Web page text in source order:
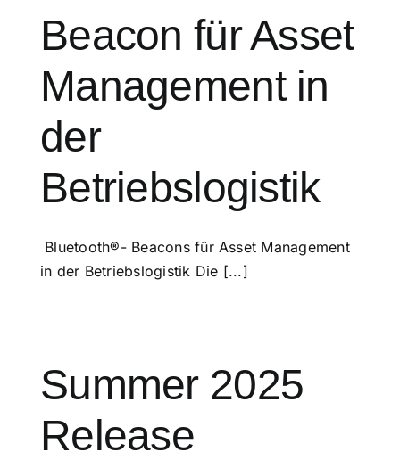
Beacon für Asset
Management in
der
Betriebslogistik
Bluetooth®- Beacons für Asset Management
in der Betriebslogistik Die [...]
Summer 2025
Release